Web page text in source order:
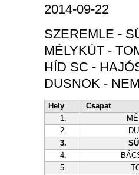
2014-09-22
SZEREMLE -
MÉLYKÚT -
HÍD SC -
DUSNOK -
Hely
Csapat
1.
2.
3.
4.
5.